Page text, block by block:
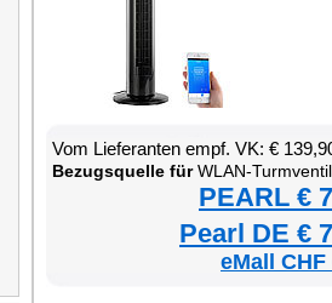
Vom Lieferanten empf. VK: €
Bezugsquelle fürWLAN-
PEARL €
Pearl DE €
eMall CHF